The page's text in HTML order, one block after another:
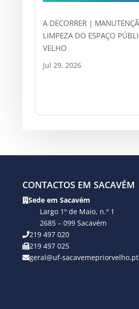
A DECORRER |
LIMPEZA DO ESPAÇO
VELHO
Jul 29, 2026
CONTACTOS EM SACAVÉM
Sede em Sacavém
Largo 1º de Maio, n.º 1
2685 – 099 Sacavém
219 497 020
219 497 025
geral@uf-sacavemepriorvelho.pt